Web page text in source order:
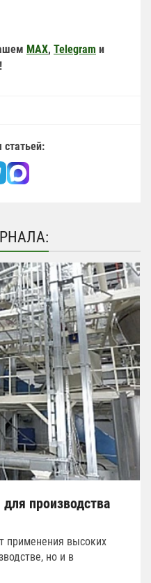
MAX, Telegram и
статьей:
производства
применения высоких
но и в